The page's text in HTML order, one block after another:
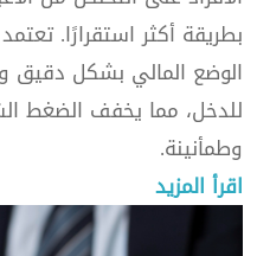
بطريقة أكثر استقرارًا.
الوضع المالي بشكل
للدخل، مما يخفف الضغط
وطمأنينة.
اقرأ المزيد